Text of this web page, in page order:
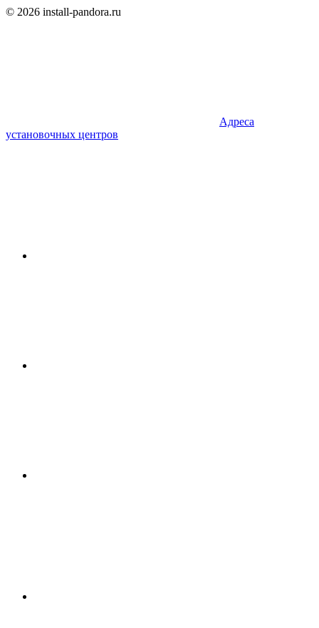
© 2026 install-pandora.ru
Адреса
установочных центров